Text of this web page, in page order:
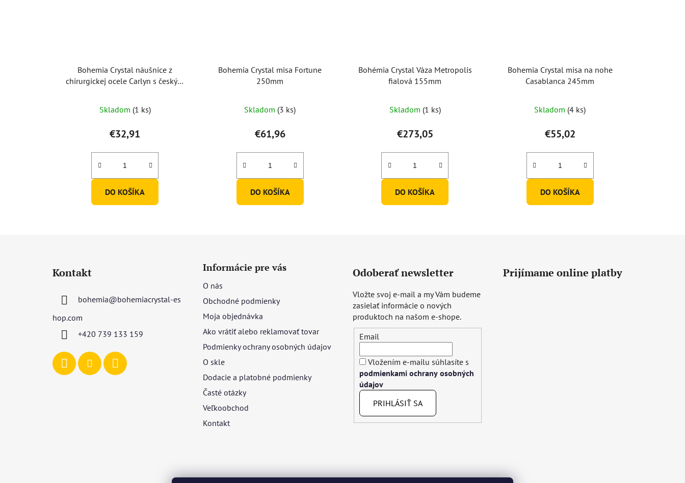
Bohemia Crystal náušnice z
chirurgickej ocele Carlyn s českým
Skladom (1 ks)
€32,91
DO KOŠÍKA
Bohemia Crystal misa Fortune
250mm
Skladom (3 ks)
€61,96
DO KOŠÍKA
Bohémia Crystal Váza Metropolis
fialová 155mm
Skladom (1 ks)
€273,05
DO KOŠÍKA
Bohemia Crystal misa na nohe
Casablanca 245mm
Skladom (4 ks)
€55,02
DO KOŠÍKA
Kontakt
bohemia@bohemiacrystal-es
hop.com
+420 739 133 159
Informácie pre vás
O nás
Obchodné podmienky
Moja objednávka
Ako vrátiť alebo reklamovať tovar
Podmienky ochrany osobných údajov
O skle
Dodacie a platobné podmienky
Časté otázky
Veľkoobchod
Kontakt
Odoberať newsletter
Vložte svoj e-mail a my Vám budeme
zasielať informácie o nových
produktoch na našom e-shope.
Email
Vložením e-mailu súhlasíte s
podmienkami ochrany osobných
údajov
PRIHLÁSIŤ SA
Prijímame online platby